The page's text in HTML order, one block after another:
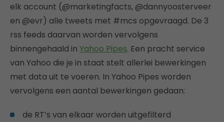
elk account (@marketingfacts, @dannyoosterveer
en @evr) alle tweets met #mcs opgevraagd. De 3
rss feeds daarvan worden vervolgens
binnengehaald in Yahoo Pipes. Een pracht service
van Yahoo die je in staat stelt allerlei bewerkingen
met data uit te voeren. In Yahoo Pipes worden
vervolgens een aantal bewerkingen gedaan:
de RT’s van elkaar worden uitgefilterd